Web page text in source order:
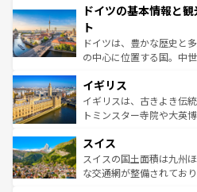
せる。地方によって風土
ンテンツ一覧 を参照して
で、幅広い魅力が詰まっ
聖堂、美しいビーチ、そ
から魅了する。また、フ
れ、フランス料理はユネ
香り高いラベンダー畑な
らに、パリ以外の地域に
も豊かな歴史と文化が息
を参照してほしい。
ドイツの基本情報と
ト
ドイツは、豊かな歴史と
の中心に位置する国。中
顔を持つこの国は、どこ
ルリンの文化的活気、バ
してライン川沿いのワイ
は、お酒好きな人にはぜひ体験し
ドイツ情報はコンテンツ
イギリス
イギリスは、古きよき伝
トミンスター寺院や大英
リアごとに異なる魅力が
ティー、ビール好きには
戦など、本場だからこそ
スイス
スイスの国土面積は九州
な交通網が整備されてお